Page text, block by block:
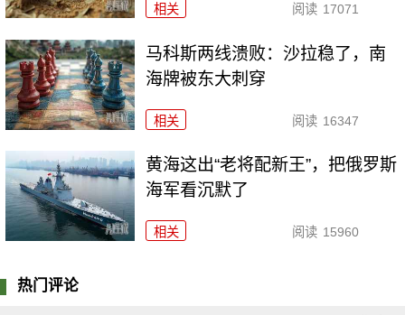
相关 阅读 17071
马科斯两线溃败：沙拉稳了，南
海牌被东大刺穿
相关 阅读 16347
黄海这出“老将配新王”，把俄罗斯
海军看沉默了
相关 阅读 15960
热门评论